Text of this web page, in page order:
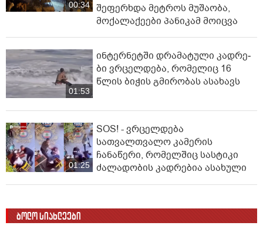
00:34
შეფერხდა მეტროს მუშაობა,
მოქალაქეები პანიკამ მოიცვა
01:53
ინ­ტერ­ნეტ­ში დრა­მა­ტუ­ლი კად­რე­
ბი ვრცელდება, რომელიც 16
წლის ბიჭის გმირობას ასახავს
01:25
SOS! - ვრცელდება
სათვალთვალო კამერის
ჩანაწერი, რომელშიც სასტიკი
ძალადობის კადრებია ასახული
ბოლო სიახლეები